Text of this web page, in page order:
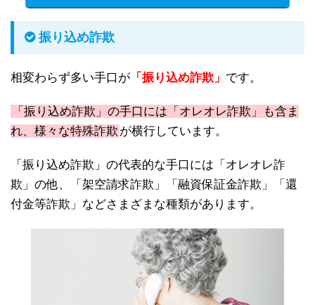
振り込め詐欺
相変わらず多い手口が 「振り込め詐欺」 です。
「振り込め詐欺」の手口には「オレオレ詐欺」も含ま
れ、様々な特殊詐欺 が横行しています。
「振り込め詐欺」の代表的な手口には「オレオレ詐
欺」の他、「架空請求詐欺」「融資保証金詐欺」「還
付金等詐欺」などさまざまな種類があります。